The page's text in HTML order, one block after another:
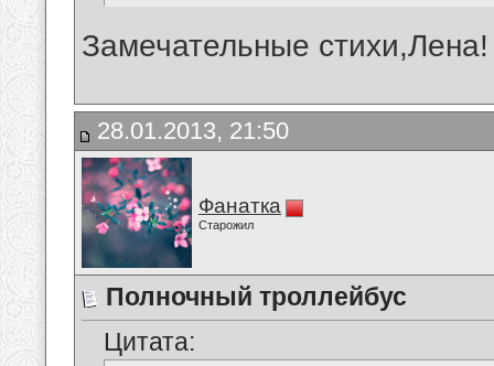
Замечательные стихи,Лена!
28.01.2013, 21:50
Фанатка
Старожил
Полночный троллейбус
Цитата: